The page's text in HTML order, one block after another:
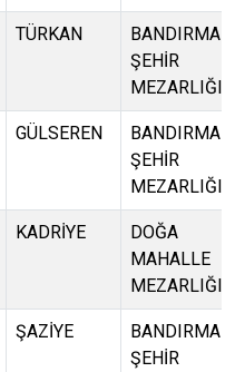
TÜRKAN
BANDIRMA
ŞEHİR
MEZARLIĞI
GÜLSEREN
BANDIRMA
ŞEHİR
MEZARLIĞI
KADRİYE
DOĞA
MAHALLE
MEZARLIĞI
ŞAZİYE
BANDIRMA
ŞEHİR